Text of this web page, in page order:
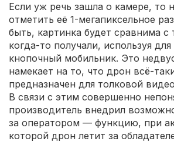
Если уж речь зашла о камере, то
отметить её 1-мегапиксельное
быть, картинка будет сравнима
когда-то получали, используя
кнопочный мобильник. Это
намекает на то, что дрон всё-
предназначен для толковой
В связи с этим совершенно
производитель внедрил
за оператором — функцию, при
которой дрон летит за